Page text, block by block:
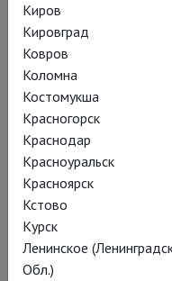
Да не введёт
Бориса
пьесы
спектакле:
чопорности –
Киров
Кировград
Ковров
Коломна
Костомукша
Красногорск
Краснодар
Красноуральск
Красноярск
Кстово
Курск
Ленинское
Обл.)